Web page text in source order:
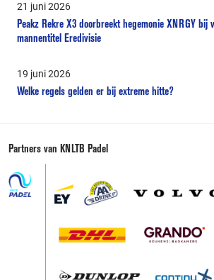
21 juni 2026
Peakz Rekre X3 doorbreekt hegemonie XNRGY bij
mannentitel Eredivisie
19 juni 2026
Welke regels gelden er bij extreme hitte?
Partners van KNLTB Padel